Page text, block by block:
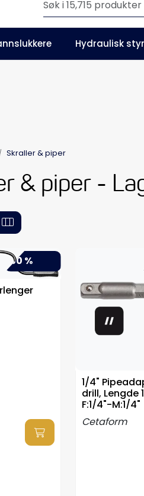
| Våre katalogerHydraulisk
Skraller & piper
& piper -
-50 %
1/4"
drill, Lengde
F:1/4"-M:1/4"
Cetaform